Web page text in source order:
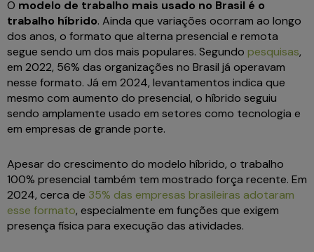
O modelo de trabalho mais usado no Brasil é o
trabalho híbrido. Ainda que variações ocorram ao longo
dos anos, o formato que alterna presencial e remota
segue sendo um dos mais populares. Segundo pesquisas,
em 2022, 56% das organizações no Brasil já operavam
nesse formato. Já em 2024, levantamentos indica que
mesmo com aumento do presencial, o híbrido seguiu
sendo amplamente usado em setores como tecnologia e
em empresas de grande porte.
Apesar do crescimento do modelo híbrido, o trabalho
100% presencial também tem mostrado força recente. Em
2024, cerca de 35% das empresas brasileiras adotaram
esse formato, especialmente em funções que exigem
presença física para execução das atividades.